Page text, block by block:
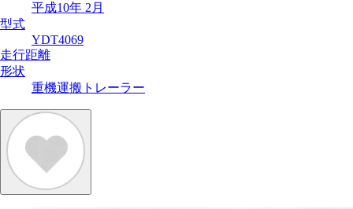
平成10年 2月
型式
YDT4069
走行距離
形状
重機運搬トレーラー